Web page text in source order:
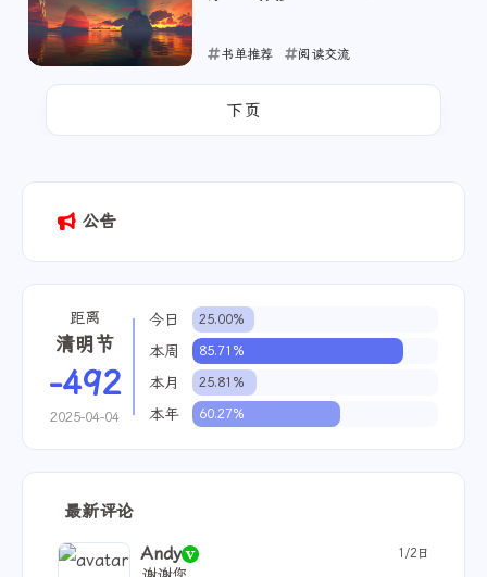
书单推荐 阅读交流
下页
公告
距离
清明节
-492
2025-04-04
今日 25.00%
本周 85.71%
本月 25.81%
本年 60.27%
最新评论
Andy 1/2日